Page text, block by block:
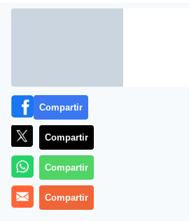
de trabajo se va recuperando.
cuadro agrupados por
facilitar su lectura y están
página de estadísticas de la
Como vemos, los datos son
régimen general y y autónomos
116.000 afiliaciones en un solo
afiliadosa la seguridad social.
Compartir
Compartir
Compartir
Compartir